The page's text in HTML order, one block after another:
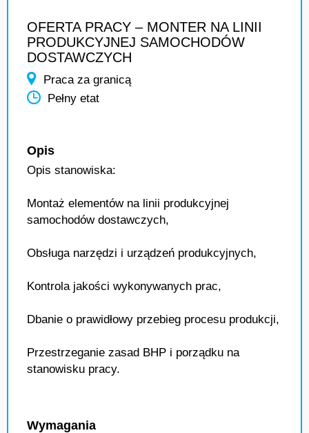
OFERTA PRACY – MONTER NA LINII
PRODUKCYJNEJ SAMOCHODÓW
DOSTAWCZYCH
Praca za granicą
Pełny etat
Opis
Opis stanowiska:
Montaż elementów na linii produkcyjnej
samochodów dostawczych,
Obsługa narzędzi i urządzeń produkcyjnych,
Kontrola jakości wykonywanych prac,
Dbanie o prawidłowy przebieg procesu produkcji,
Przestrzeganie zasad BHP i porządku na
stanowisku pracy.
Wymagania